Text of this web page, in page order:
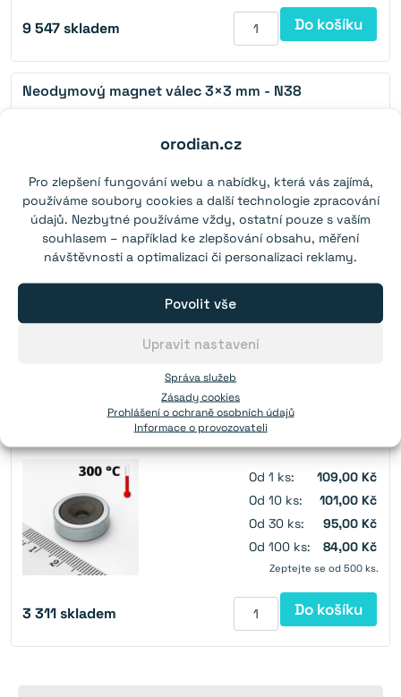
orodian.cz
Pro zlepšení fungování webu a nabídky, která vás zajímá,
používáme soubory cookies a další technologie zpracování
údajů. Nezbytné používáme vždy, ostatní pouze s vaším
souhlasem – například ke zlepšování obsahu, měření
návštěvnosti a optimalizaci či personalizaci reklamy.
Správa služeb
Povolit vše
Upravit nastavení
Zásady cookies
Prohlášení o ochraně osobních údajů
Informace o provozovateli
9 547skladem Do košíku
Neodymový magnet válec 3×3 mm - N38
Od 300 ks:
1,70 Kč
Od 1 000 ks:
1,30 Kč
Od 2 000 ks:
1,10 Kč
Zeptejte se od 8 000 ks.
Od 1 ks:
109,00 Kč
Od 10 ks:
101,00 Kč
Od 30 ks:
95,00 Kč
Od 100 ks:
84,00 Kč
Zeptejte se od 500 ks.
3 311skladem Do košíku